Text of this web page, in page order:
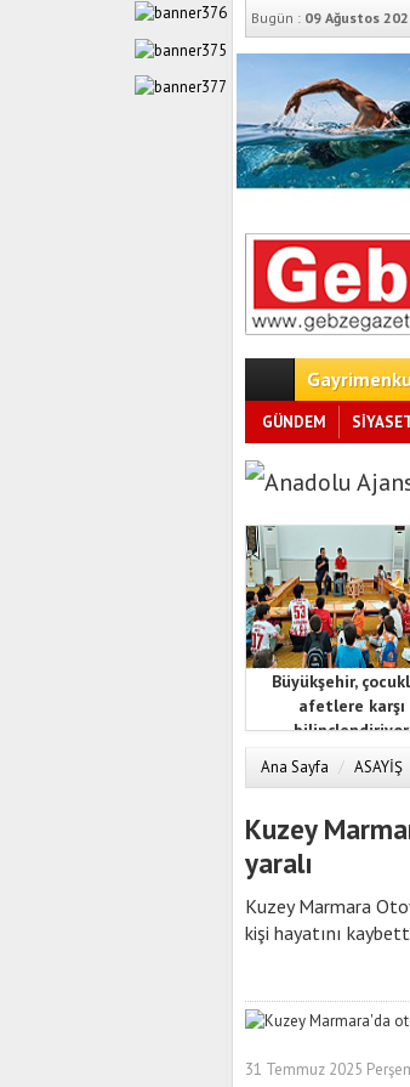
Bugün : 09 Ağustos
GÜNDEM
Anadolu
Büyükşehir,
afetlere karşı
bilinçlendiriyor
Ana Sayfa / ASAYİŞ
Kuzey
yaralı
Kuzey Marmara
kişi hayatını
31 Temmuz 2025